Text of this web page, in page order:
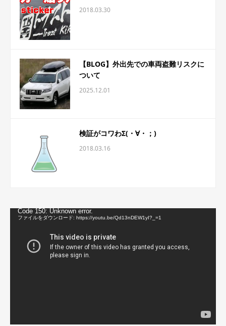
2018.03.30
【BLOG】外出先での車両盗難リスクに
ついて
2025.12.01
検証がコワわΣ(・∀・；)
2018.03.16
動Code 150: Unknown error.
ファイルをダウンロード: https://youtu.be/Qd13nDEW1yI?_=1